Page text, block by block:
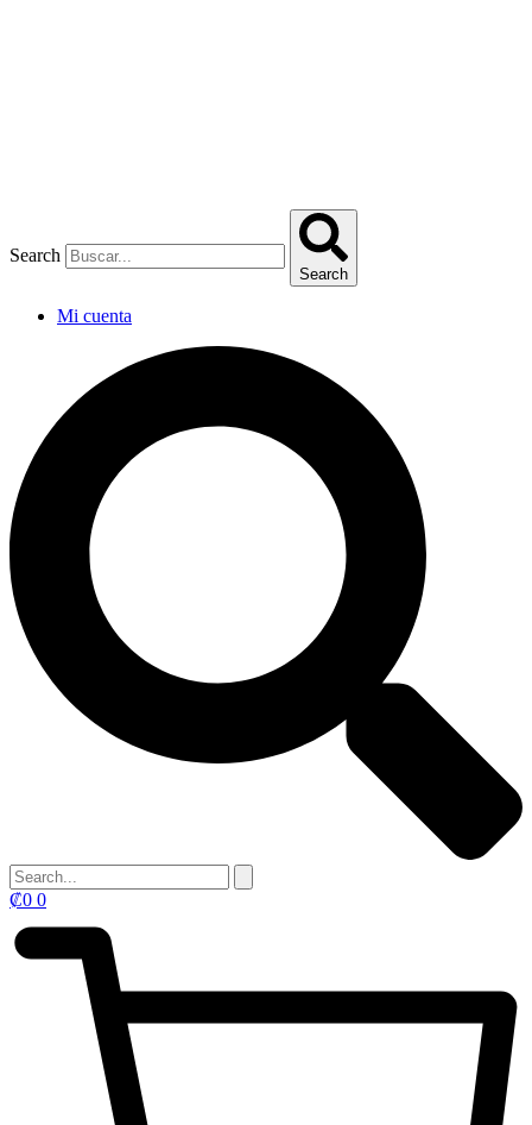
Search
Search
Mi cuenta
₡0 0